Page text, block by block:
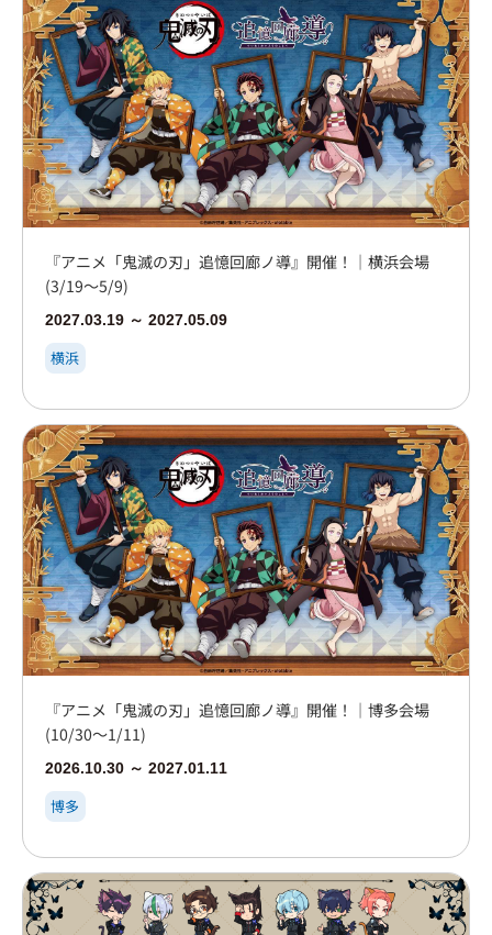
『アニメ「鬼滅の刃」追憶回廊ノ導』開催！｜横浜会場
(3/19～5/9)
2027.03.19 ～ 2027.05.09
横浜
『アニメ「鬼滅の刃」追憶回廊ノ導』開催！｜博多会場
(10/30～1/11)
2026.10.30 ～ 2027.01.11
博多